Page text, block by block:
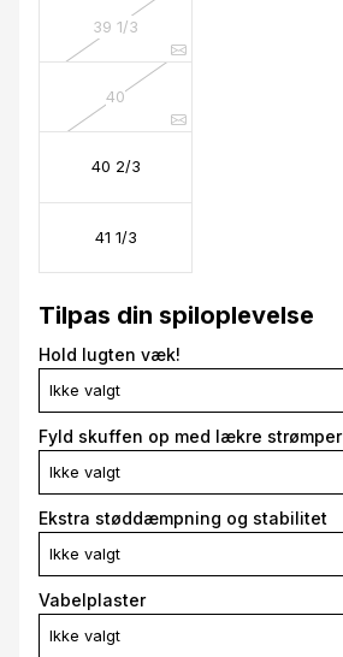
39 1/3
40
40 2/3
41 1/3
Tilpas din spiloplevelse
Hold lugten væk!
Ikke valgt
Fyld skuffen op med lækre strømper
Ikke valgt
Ekstra støddæmpning og stabilitet
Ikke valgt
Vabelplaster
Ikke valgt